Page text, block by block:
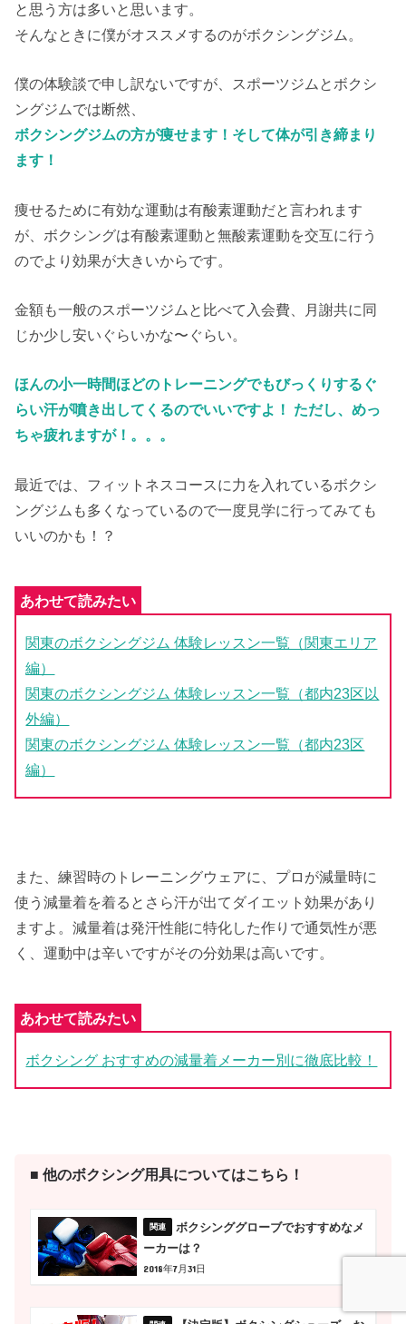
と思う方は多いと思います。
そんなときに僕がオススメするのがボクシングジム。
僕の体験談で申し訳ないですが、スポーツジムとボクシ
ングジムでは断然、
ボクシングジムの方が痩せます！そして体が引き締まり
ます！
痩せるために有効な運動は有酸素運動だと言われます
が、ボクシングは有酸素運動と無酸素運動を交互に行う
のでより効果が大きいからです。
金額も一般のスポーツジムと比べて入会費、月謝共に同
じか少し安いぐらいかな〜ぐらい。
ほんの小一時間ほどのトレーニングでもびっくりするぐ
らい汗が噴き出してくるのでいいですよ！
ただし、めっ
ちゃ疲れますが！。。。
最近では、フィットネスコースに力を入れているボクシ
ングジムも多くなっているので一度見学に行ってみても
いいのかも！？
関東のボクシングジム 体験レッスン一覧（関東エリア
編）
関東のボクシングジム 体験レッスン一覧（都内23区以
外編）
関東のボクシングジム 体験レッスン一覧（都内23区
編）
また、練習時のトレーニングウェアに、プロが減量時に
使う減量着を着るとさら汗が出てダイエット効果があり
ますよ。減量着は発汗性能に特化した作りで通気性が悪
く、運動中は辛いですがその分効果は高いです。
ボクシング おすすめの減量着メーカー別に徹底比較！
■ 他のボクシング用具についてはこちら！
ボクシンググローブでおすすめなメ
ーカーは？
2018年7月31日